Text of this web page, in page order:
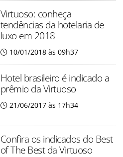
Virtuoso: conheça
tendências da hotelaria de
luxo em 2018
10/01/2018 às 09h37
Hotel brasileiro é indicado a
prêmio da Virtuoso
21/06/2017 às 17h34
Confira os indicados do Best
of The Best da Virtuoso